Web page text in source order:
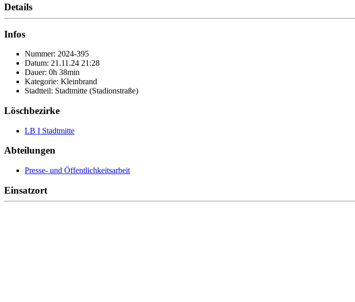
Details
Infos
Nummer: 2024-395
Datum: 21.11.24 21:28
Dauer: 0h 38min
Kategorie: Kleinbrand
Stadtteil: Stadtmitte (Stadionstraße)
Löschbezirke
LB I Stadtmitte
Abteilungen
Presse- und Öffentlichkeitsarbeit
Einsatzort